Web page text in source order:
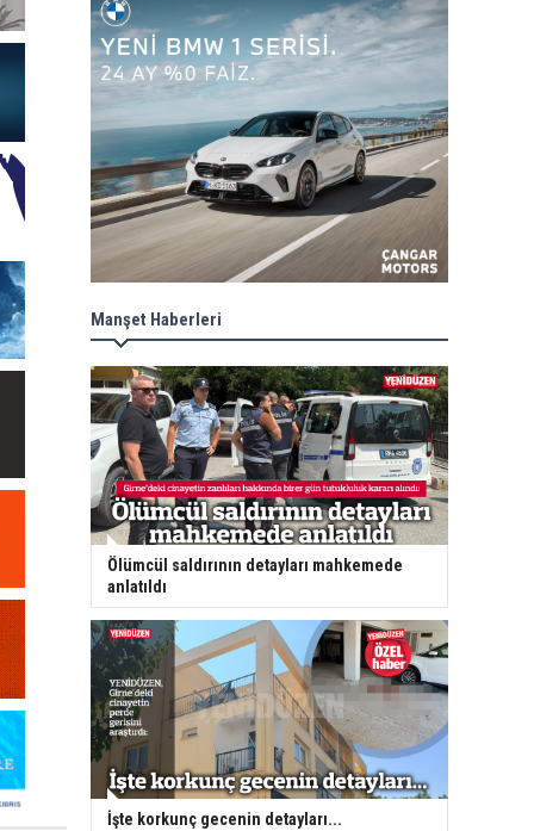
Manşet Haberleri
Ölümcül saldırının detayları mahkemede
anlatıldı
İşte korkunç gecenin detayları...